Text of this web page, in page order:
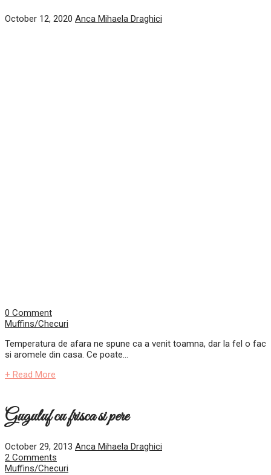
October 12, 2020 Anca Mihaela Draghici
0 Comment
Muffins/Checuri
Temperatura de afara ne spune ca a venit toamna, dar la fel o fac
si aromele din casa. Ce poate...
+ Read More
Guguluf cu frisca si pere
October 29, 2013 Anca Mihaela Draghici
2 Comments
Muffins/Checuri